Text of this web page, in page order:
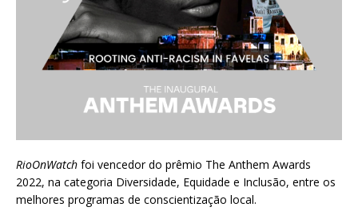
RioOnWatch foi vencedor do prêmio The Anthem Awards
2022, na categoria Diversidade, Equidade e Inclusão, entre os
melhores programas de conscientização local.